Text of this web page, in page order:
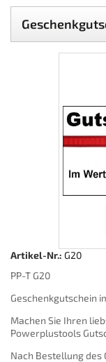
Artikel-Nr.: G20
PP-T G20
Geschenkgutschein
Machen Sie Ihren
Powerplustools
Nach Bestellung des